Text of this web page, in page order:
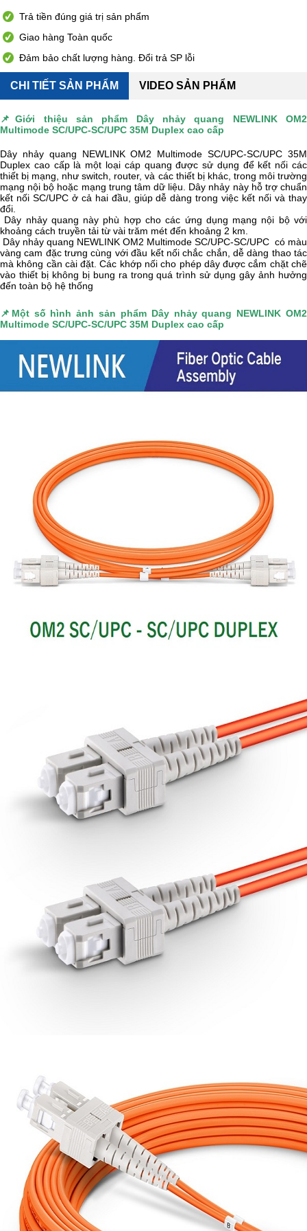
Trả tiền đúng giá trị sản phẩm
Giao hàng Toàn quốc
Đảm bảo chất lượng hàng. Đổi trả SP lỗi
CHI TIẾT SẢN PHẨM VIDEO SẢN PHẨM
📌Giới thiệu sản phẩm Dây nhảy quang NEWLINK OM2
Multimode SC/UPC-SC/UPC 35M Duplex cao cấp
Dây nhảy quang NEWLINK OM2 Multimode SC/UPC-SC/UPC 35M
Duplex cao cấp là một loại cáp quang được sử dụng để kết nối các
thiết bị mạng, như switch, router, và các thiết bị khác, trong môi trường
mạng nội bộ hoặc mạng trung tâm dữ liệu. Dây nhảy này hỗ trợ chuẩn
kết nối SC/UPC ở cả hai đầu, giúp dễ dàng trong việc kết nối và thay
đổi.
Dây nhảy quang này phù hợp cho các ứng dụng mạng nội bộ với
khoảng cách truyền tải từ vài trăm mét đến khoảng 2 km.
Dây nhảy quang NEWLINK OM2 Multimode SC/UPC-SC/UPC có màu
vàng cam đặc trưng cùng với đầu kết nối chắc chắn, dễ dàng thao tác
mà không cần cài đặt. Các khớp nối cho phép dây được cắm chặt chẽ
vào thiết bị không bị bung ra trong quá trình sử dụng gây ảnh hưởng
đến toàn bộ hệ thống
📌 Một số hình ảnh sản phẩm Dây nhảy quang NEWLINK OM2
Multimode SC/UPC-SC/UPC 35M Duplex cao cấp